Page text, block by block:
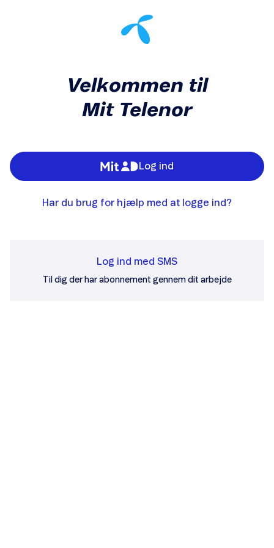
Velkommen til
Mit Telenor
Log ind
Har du brug for hjælp med at logge ind?
Log ind med SMS
Til dig der har abonnement gennem dit arbejde